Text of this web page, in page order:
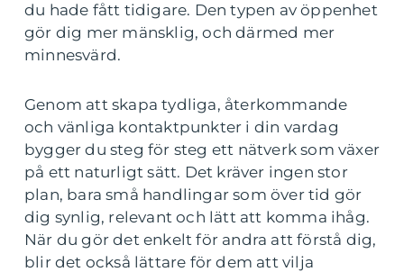
du hade fått tidigare. Den typen av öppenhet
gör dig mer mänsklig, och därmed mer
minnesvärd.
Genom att skapa tydliga, återkommande
och vänliga kontaktpunkter i din vardag
bygger du steg för steg ett nätverk som växer
på ett naturligt sätt. Det kräver ingen stor
plan, bara små handlingar som över tid gör
dig synlig, relevant och lätt att komma ihåg.
När du gör det enkelt för andra att förstå dig,
blir det också lättare för dem att vilja